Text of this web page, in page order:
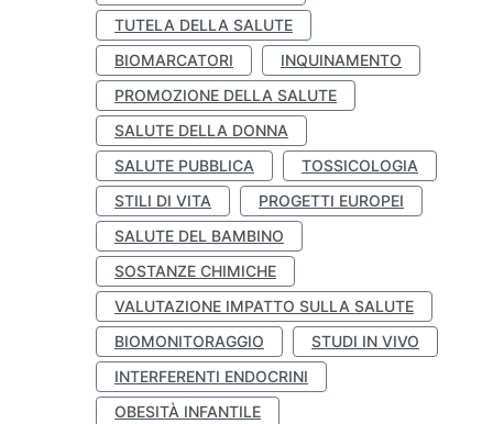
TUTELA DELLA SALUTE
BIOMARCATORI
INQUINAMENTO
PROMOZIONE DELLA SALUTE
SALUTE DELLA DONNA
SALUTE PUBBLICA
TOSSICOLOGIA
STILI DI VITA
PROGETTI EUROPEI
SALUTE DEL BAMBINO
SOSTANZE CHIMICHE
VALUTAZIONE IMPATTO SULLA SALUTE
BIOMONITORAGGIO
STUDI IN VIVO
INTERFERENTI ENDOCRINI
OBESITÀ INFANTILE